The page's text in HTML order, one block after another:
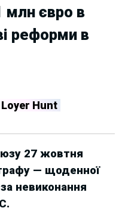
млн євро в
реформи в
Loyer Hunt
27 жовтня
— щоденної
невиконання